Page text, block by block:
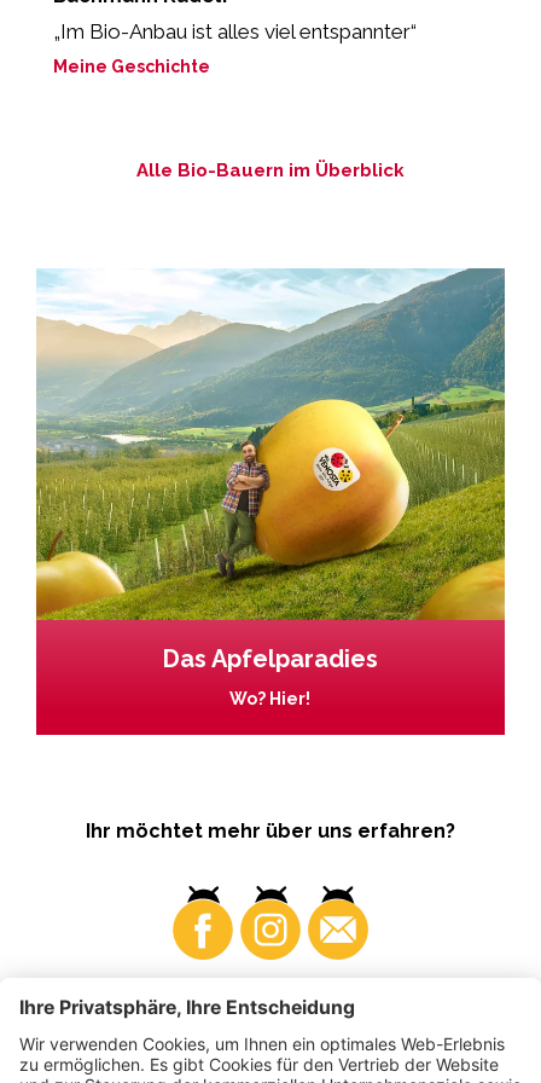
„Im Bio-Anbau ist alles viel entspannter“
Meine Geschichte
Alle Bio-Bauern im Überblick
Das Apfelparadies
Wo? Hier!
Ihr möchtet mehr über uns erfahren?
Business Produzenten